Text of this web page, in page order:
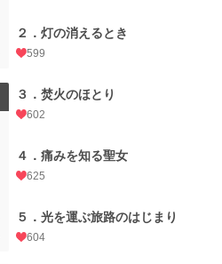
２．灯の消えるとき
599
３．焚火のほとり
602
４．痛みを知る聖女
625
５．光を運ぶ旅路のはじまり
604